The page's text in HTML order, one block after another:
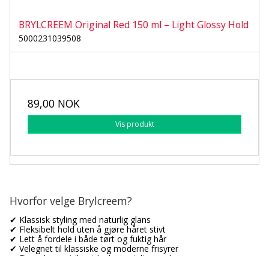
BRYLCREEM Original Red 150 ml – Light Glossy Hold
5000231039508
89,00 NOK
Vis produkt
Hvorfor velge Brylcreem?
✔ Klassisk styling med naturlig glans
✔ Fleksibelt hold uten å gjøre håret stivt
✔ Lett å fordele i både tørt og fuktig hår
✔ Velegnet til klassiske og moderne frisyrer